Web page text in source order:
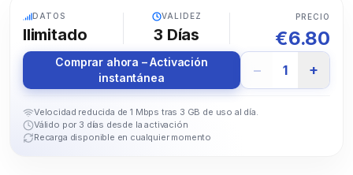
DATOS
Ilimitado
VALIDEZ
3 Días
PRECIO
€6.80
Comprar ahora – Activación
instantánea
− 1 +
Velocidad reducida de 1 Mbps tras 3 GB de uso al día.
Válido por 3 días desde la activación
Recarga disponible en cualquier momento